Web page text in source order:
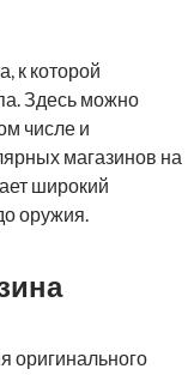
к которой
Здесь можно
числе и
магазинов на
широкий
оружия.
оригинального